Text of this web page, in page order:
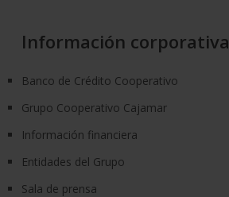
Información corporativa
Banco de Crédito Cooperativo
Grupo Cooperativo Cajamar
Información financiera
Entidades del Grupo
Sala de prensa